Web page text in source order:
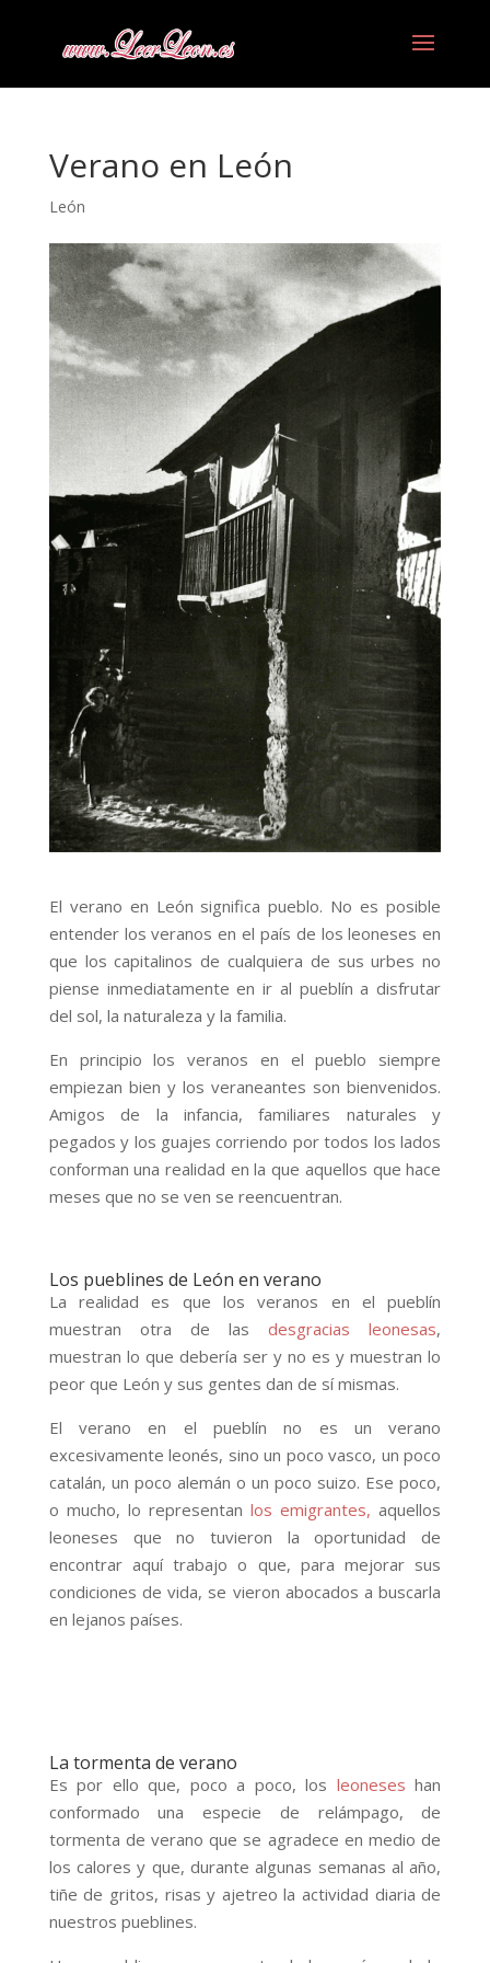
Verano en León
León
El verano en León significa pueblo. No es posible
entender los veranos en el país de los leoneses en
que los capitalinos de cualquiera de sus urbes no
piense inmediatamente en ir al pueblín a disfrutar
del sol, la naturaleza y la familia.
En principio los veranos en el pueblo siempre
empiezan bien y los veraneantes son bienvenidos.
Amigos de la infancia, familiares naturales y
pegados y los guajes corriendo por todos los lados
conforman una realidad en la que aquellos que hace
meses que no se ven se reencuentran.
Los pueblines de León en verano
La realidad es que los veranos en el pueblín
muestran otra de lasdesgracias leonesas,
muestran lo que debería ser y no es y muestran lo
peor que León y sus gentes dan de sí mismas.
El verano en el pueblín no es un verano
excesivamente leonés, sino un poco vasco, un poco
catalán, un poco alemán o un poco suizo. Ese poco,
o mucho, lo representanlos emigrantes, aquellos
leoneses que no tuvieron la oportunidad de
encontrar aquí trabajo o que, para mejorar sus
condiciones de vida, se vieron abocados a buscarla
en lejanos países.
La tormenta de verano
Es por ello que, poco a poco, los leoneses han
conformado una especie de relámpago, de
tormenta de verano que se agradece en medio de
los calores y que, durante algunas semanas al año,
tiñe de gritos, risas y ajetreo la actividad diaria de
nuestros pueblines.